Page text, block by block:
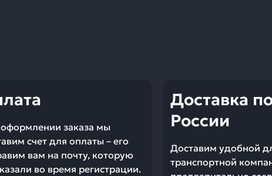
заказа мы
счет для оплаты – его
вам на почту, которую
во время регистрации.
Доставка
России
Доставим удобной
транспортной